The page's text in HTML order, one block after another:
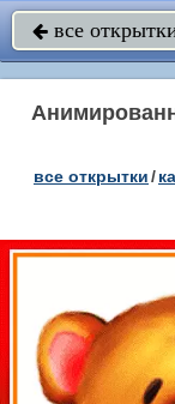
 все
все открытки/